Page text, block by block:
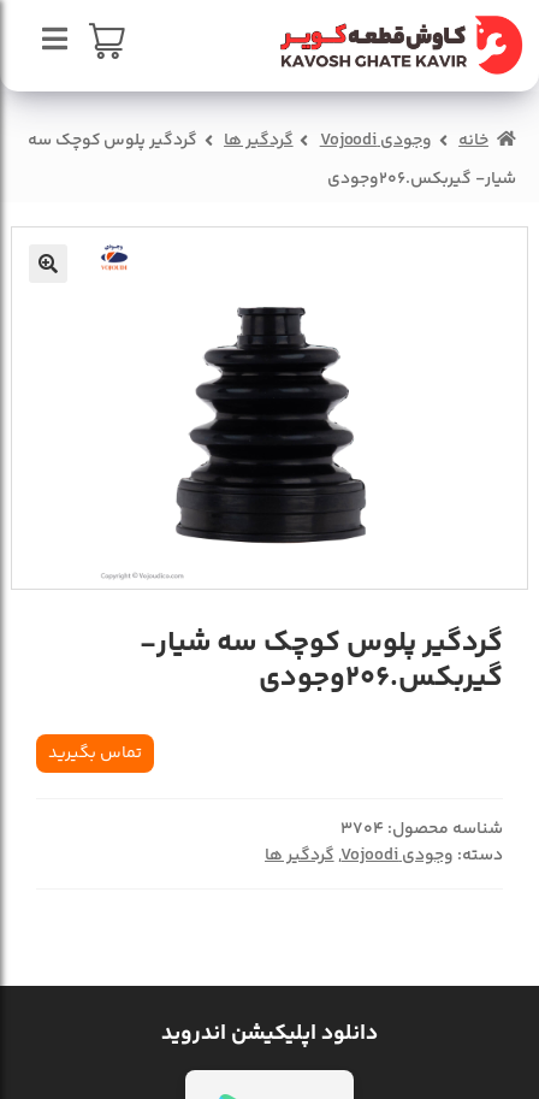
پرش
به
ناوبری
پرش
به
محتوا
صفحه اصلی
سبد خرید
درباره ما
خانه وجودی Vojoodi گردگیر ها
گردگیر پلوس کوچک سه
شیار- گیربکس.206وجودی
گردگیر پلوس کوچک سه شیار-
گیربکس.206وجودی
تماس بگیرید
شناسه محصول: 3704
دسته: وجودی Vojoodi ,گردگیر ها
دانلود اپلیکیشن اندروید